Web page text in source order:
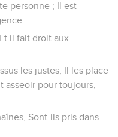
personne ; Il est
il fait droit aux
les justes, Il les place
asseoir pour toujours,
Sont-ils pris dans